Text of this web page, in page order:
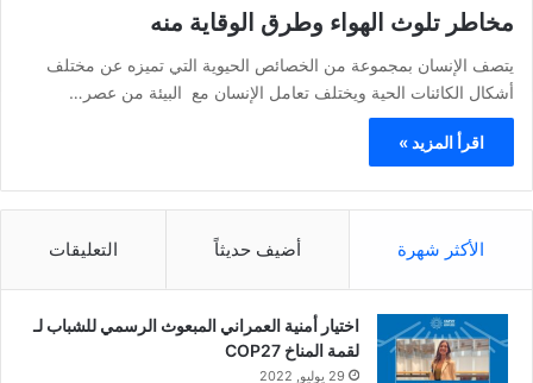
مخاطر تلوث الهواء وطرق الوقاية منه
يتصف الإنسان بمجموعة من الخصائص الحيوية التي تميزه عن مختلف
أشكال الكائنات الحية ويختلف تعامل الإنسان مع البيئة من عصر…
اقرأ المزيد »
الأكثر شهرة أضيف حديثاً التعليقات
اختيار أمنية العمراني المبعوث الرسمي للشباب لـ
لقمة المناخ COP27
29 يوليو, 2022